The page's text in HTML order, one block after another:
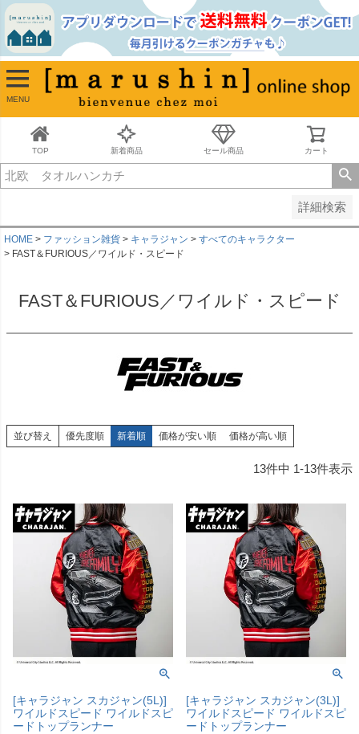
MENU
TOP 新着商品 セール商品 カート
詳細検索
並び順
新着順
古い順
価格が安い順
価格が高い順
キーワードヒット順
HOME ファッション雑貨 キャラジャン
すべてのキャラクター
FAST＆FURIOUS／ワイルド・スピード
FAST＆FURIOUS／ワイルド・スピード
並び替え 優先度順 新着順 価格が安い順 価格が高い順
13件中 1-13件表示
[キャラジャン スカジャン(5L)]
ワイルドスピード ワイルドスピ
ードトップランナー
[キャラジャン スカジャン(3L)]
ワイルドスピード ワイルドスピ
ードトップランナー